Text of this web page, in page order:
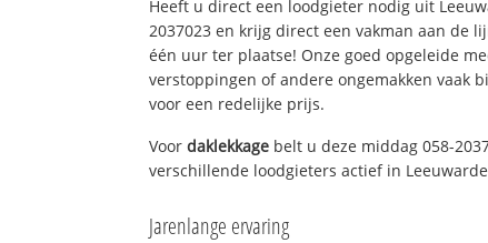
Heeft u direct een loodgieter nodig uit
2037023 en krijg direct een vakman aan de
één uur ter plaatse! Onze goed opgeleide
verstoppingen of andere ongemakken vaak
voor een redelijke prijs.
Voordaklekkage belt u deze middag 058-
verschillende loodgieters actief in
Jarenlange ervaring